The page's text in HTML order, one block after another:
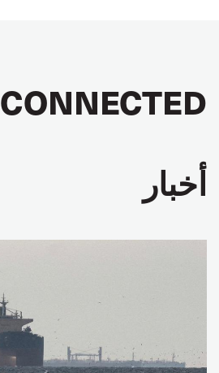
CONNECTED
أخبار